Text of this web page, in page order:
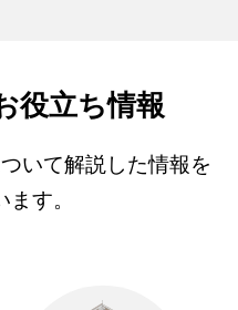
役立ち情報
いて解説した情報を
す。